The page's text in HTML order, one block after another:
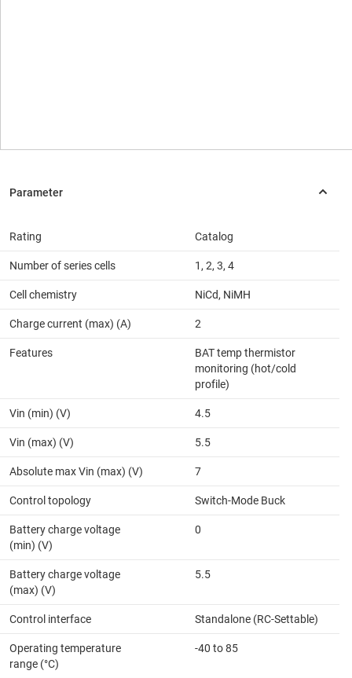
Rating Catalog
Number of series cells 1, 2, 3, 4
Cell chemistry NiCd, NiMH
Charge current (max) (A) 2
Features
BAT temp thermistor
monitoring (hot/cold
profile)
Vin (min) (V) 4.5
Vin (max) (V) 5.5
Absolute max Vin (max) (V) 7
Control topology Switch-Mode Buck
Battery charge voltage
(min) (V)
0
Battery charge voltage
(max) (V)
5.5
Control interface Standalone (RC-Settable)
Operating temperature
range (°C)
-40 to 85